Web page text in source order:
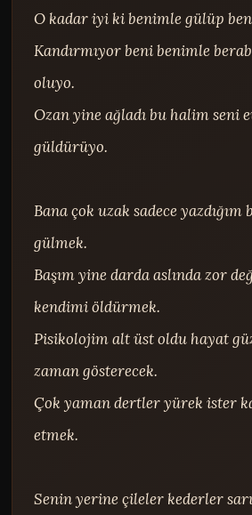
O kadar iyi ki benimle gülüp
Kandırmıyor beni benimle
oluyo.
Ozan yine ağladı bu halim seni
güldürüyo.
Bana çok uzak sadece
gülmek.
Başım yine darda aslında zor
kendimi öldürmek.
Pisikolojim alt üst oldu hayat
zaman gösterecek.
Çok yaman dertler yürek ister
etmek.
Senin yerine çileler kederler